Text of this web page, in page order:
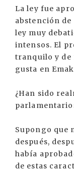
La ley fue
abstención de
ley muy
intensos. El
tranquilo y de
gusta en
¿Han sido
Supongo que
después,
había
de estas